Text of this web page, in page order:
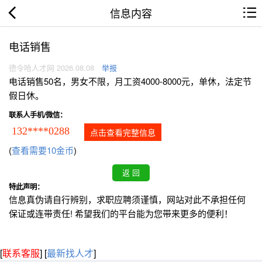
信息内容
电话销售
德令哈人才网 2026.08.08 举报
电话销售50名，男女不限，月工资4000-8000元，单休，法定节
假日休。
联系人手机/微信：
132****0288 点击查看完整信息
(查看需要10金币)
特此声明：
信息真伪请自行辨别，求职应聘须谨慎，网站对此不承担任何
保证或连带责任! 希望我们的平台能为您带来更多的便利！
[联系客服] [最新找人才]